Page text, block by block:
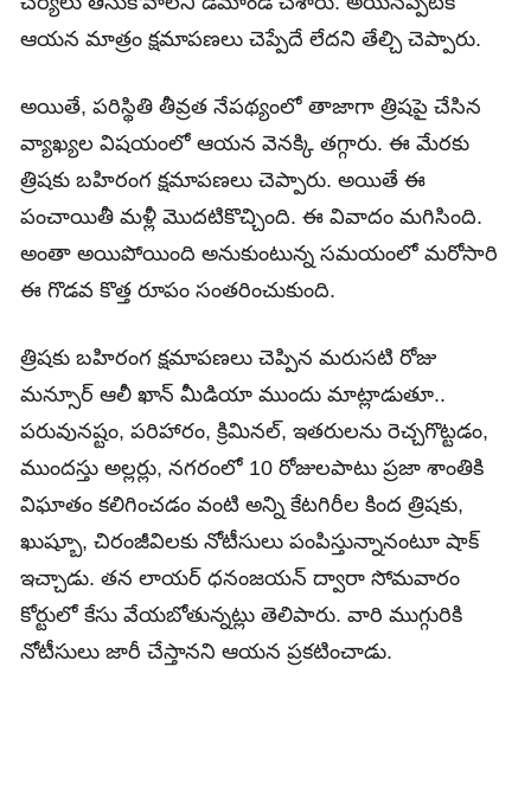
ఆయన మాత్రం క్షమాపణలు చెప్పేదే లేదని తేల్చి చెప్పారు.
అయితే, పరిస్థితి తీవ్రత నేపథ్యంలో తాజాగా త్రిషపై చేసిన
వ్యాఖ్యల విషయంలో ఆయన వెనక్కి తగ్గారు. ఈ మేరకు
త్రిషకు బహిరంగ క్షమాపణలు చెప్పారు. అయితే ఈ
పంచాయితీ మ‌ళ్లీ మొద‌టికొచ్చింది. ఈ వివాదం మ‌గిసింది.
అంతా అయిపోయింది అనుకుంటున్న స‌మ‌యంలో మ‌రోసారి
ఈ గొడ‌వ కొత్త‌ రూపం సంత‌రించుకుంది.
త్రిషకు బహిరంగ క్షమాపణలు చెప్పిన మ‌రుస‌టి రోజు
మన్సూర్ ఆలీ ఖాన్ మీడియా ముందు మాట్లాడుతూ..
పరువునష్టం, పరిహారం, క్రిమినల్, ఇత‌రుల‌ను రెచ్చ‌గొట్ట‌డం,
ముందస్తు అల్లర్లు, నగరంలో 10 రోజులపాటు ప్రజా శాంతికి
విఘాతం కలిగించడం వంటి అన్ని కేటగిరీల కింద త్రిష‌కు,
ఖుష్బూ, చిరంజీవిల‌కు నోటీసులు పంపిస్తున్నానంటూ షాక్
ఇచ్చాడు. తన లాయర్ ధనంజయన్ ద్వారా సోమ‌వారం
కోర్టులో కేసు వేయబోతున్నట్లు తెలిపారు. వారి ముగ్గురికి
నోటీసులు జారీ చేస్తానని ఆయన ప్రకటించాడు.